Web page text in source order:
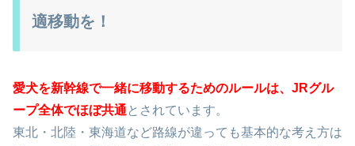
適移動を！
愛犬を新幹線で一緒に移動するためのルールは、 JRグル
ープ全体でほぼ共通 とされています。
東北・北陸・東海道など路線が違っても基本的な考え方は